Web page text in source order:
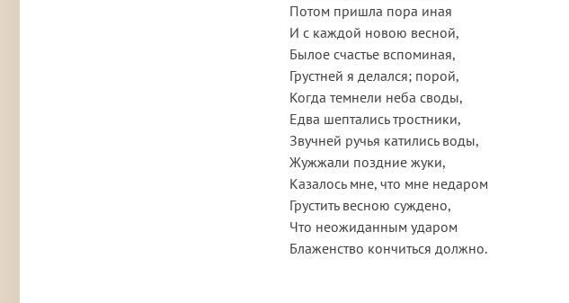
Потом пришла пора иная
И с каждой новою весной,
Былое счастье вспоминая,
Грустней я делался; порой,
Когда темнели неба своды,
Едва шептались тростники,
Звучней ручья катились воды,
Жужжали поздние жуки,
Казалось мне, что мне недаром
Грустить весною суждено,
Что неожиданным ударом
Блаженство кончиться должно.